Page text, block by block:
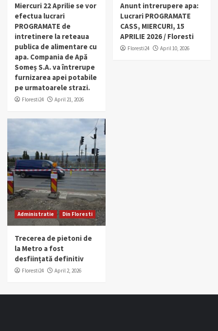
Miercuri 22 Aprilie se vor
efectua lucrari
PROGRAMATE de
intretinere la reteaua
publica de alimentare cu
apa. Compania de Apă
Someș S.A. va întrerupe
furnizarea apei potabile
pe urmatoarele strazi.
Floresti24 April 21, 2026
Anunt intrerupere apa:
Lucrari PROGRAMATE
CASS, MIERCURI, 15
APRILIE 2026 / Floresti
Floresti24 April 10, 2026
Administratie Din Floresti
Trecerea de pietoni de
la Metro a fost
desființată definitiv
Floresti24 April 2, 2026